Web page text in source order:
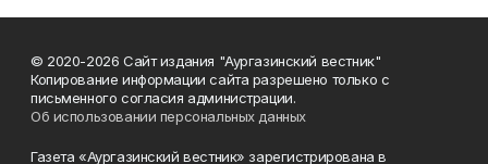
© 2020-2026 Сайт издания "Аургазинский вестник"
Копирование информации сайта разрешено только с
письменного согласия администрации.
Об использовании персональных данных
Газета «Аургазинский вестник» зарегистрирована в